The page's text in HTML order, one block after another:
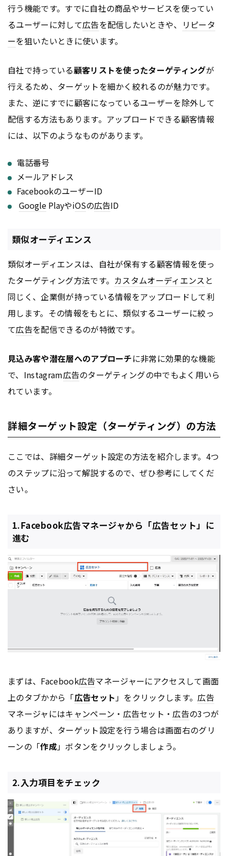
行う機能です。すでに自社の商品やサービスを使ってい
るユーザーに対して広告を配信したいときや、 リピータ
ーを狙いたいときに使います。
自社で持っている顧客リストを使ったターゲティングが
行えるため、ターゲットを細かく絞れるのが魅力です。
また、逆にすでに顧客になっているユーザーを除外して
配信する方法もあります。アップロードできる顧客情報
には、以下のようなものがあります。
電話番号
メールアドレス
FacebookのユーザーID
Google PlayやiOSの広告ID
類似オーディエンス
類似オーディエンスは、自社が保有する顧客情報を使っ
たターゲティング方法です。 カスタムオーディエンス と
同じく、企業側が持っている情報をアップロードして利
用します。その情報をもとに、類似するユーザーに絞っ
て広告を配信できるのが特徴です。
見込み客や潜在層へのアプローチに非常に効果的な機能
で、Instagram広告のターゲティングの中でもよく用いら
れています。
詳細ターゲット設定（ターゲティング）の方法
ここでは、詳細ターゲット設定の方法を紹介します。4つ
のステップに沿って解説するので、ぜひ参考にしてくだ
さい。
1.Facebook広告マネージャから「広告セット」に
進む
まずは、Facebook広告マネージャーにアクセスして画面
上のタブかから「広告セット」をクリックします。広告
マネージャにはキャンペーン ・ 広告セット・広告の3つが
ありますが、ターゲット設定を行う場合は画面右のグリ
ーンの「作成」ボタンをクリックしましょう。
2.入力項目をチェック